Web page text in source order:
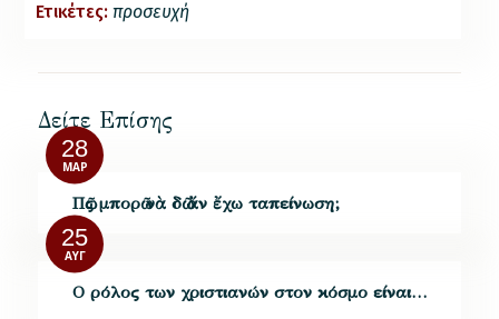
Ετικέτες: προσευχή
Δείτε Επίσης
28
ΜΑΡ
Πῶς μπορῶ νὰ δῶ ἄν ἔχω ταπείνωση;
25
ΑΥΓ
Ο ρόλος των χριστιανών στον κόσμο είναι…